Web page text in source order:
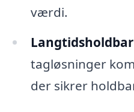
værdi.
tagløsninger
der sikrer